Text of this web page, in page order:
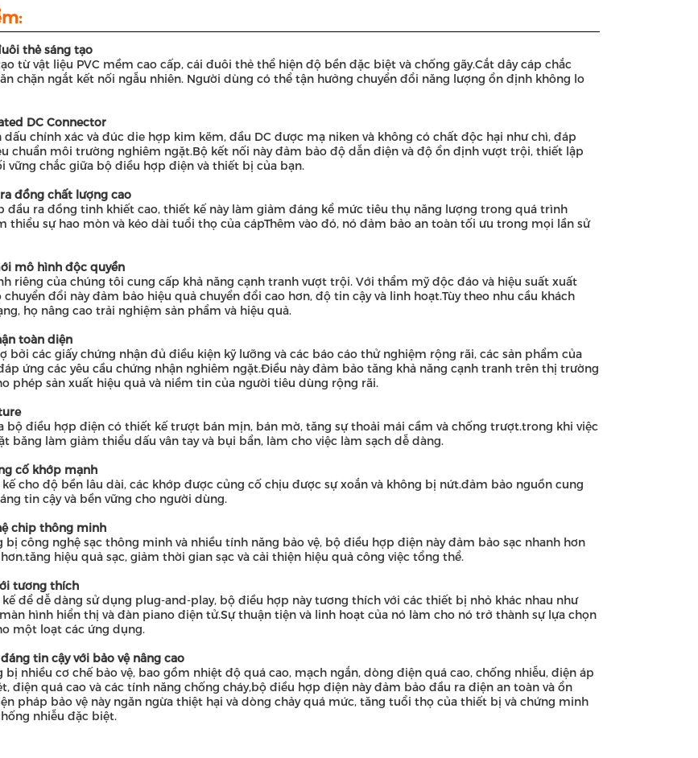
thẻ sáng tạo
từ vật liệu PVC mềm cao cấp, cái đuôi thẻ thể hiện độ bền đặc biệt và chống gãy.Cắt dây cáp chắc
chặn ngắt kết nối ngẫu nhiên. Người dùng có thể tận hưởng chuyển đổi năng lượng ổn định không lo
DC Connector
chính xác và đúc die hợp kim kẽm, đầu DC được mạ niken và không có chất độc hại như chì, đáp
chuẩn môi trường nghiêm ngặt.Bộ kết nối này đảm bảo độ dẫn điện và độ ổn định vượt trội, thiết lập
vững chắc giữa bộ điều hợp điện và thiết bị của bạn.
đồng chất lượng cao
đầu ra đồng tinh khiết cao, thiết kế này làm giảm đáng kể mức tiêu thụ năng lượng trong quá trình
thiểu sự hao mòn và kéo dài tuổi thọ của cápThêm vào đó, nó đảm bảo an toàn tối ưu trong mọi lần sử
mô hình độc quyền
riêng của chúng tôi cung cấp khả năng cạnh tranh vượt trội. Với thẩm mỹ độc đáo và hiệu suất xuất
chuyển đổi này đảm bảo hiệu quả chuyển đổi cao hơn, độ tin cậy và linh hoạt.Tùy theo nhu cầu khách
họ nâng cao trải nghiệm sản phẩm và hiệu quả.
toàn diện
bởi các giấy chứng nhận đủ điều kiện kỹ lưỡng và các báo cáo thử nghiệm rộng rãi, các sản phẩm của
ứng các yêu cầu chứng nhận nghiêm ngặt.Điều này đảm bảo tăng khả năng cạnh tranh trên thị trường
phép sản xuất hiệu quả và niềm tin của người tiêu dùng rộng rãi.
bộ điều hợp điện có thiết kế trượt bán mịn, bán mờ, tăng sự thoải mái cầm và chống trượt.trong khi việc
băng làm giảm thiểu dấu vân tay và bụi bẩn, làm cho việc làm sạch dễ dàng.
cố khớp mạnh
cho độ bền lâu dài, các khớp được củng cố chịu được sự xoắn và không bị nứt.đảm bảo nguồn cung
tin cậy và bền vững cho người dùng.
chip thông minh
bị công nghệ sạc thông minh và nhiều tính năng bảo vệ, bộ điều hợp điện này đảm bảo sạc nhanh hơn
hiệu quả sạc, giảm thời gian sạc và cải thiện hiệu quả công việc tổng thể.
tương thích
để dễ dàng sử dụng plug-and-play, bộ điều hợp này tương thích với các thiết bị nhỏ khác nhau như
hình hiển thị và đàn piano điện tử.Sự thuận tiện và linh hoạt của nó làm cho nó trở thành sự lựa chọn
một loạt các ứng dụng.
tin cậy với bảo vệ nâng cao
nhiều cơ chế bảo vệ, bao gồm nhiệt độ quá cao, mạch ngắn, dòng điện quá cao, chống nhiễu, điện áp
điện quá cao và các tính năng chống cháy,bộ điều hợp điện này đảm bảo đầu ra điện an toàn và ổn
pháp bảo vệ này ngăn ngừa thiệt hại và dòng chảy quá mức, tăng tuổi thọ của thiết bị và chứng minh
nhiễu đặc biệt.